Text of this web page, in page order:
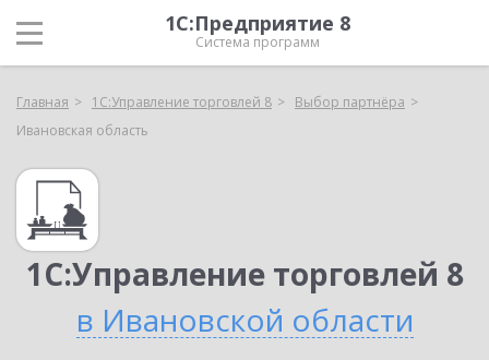
1С:Предприятие 8
Система программ
Главная 1С:Управление торговлей 8
Выбор партнёра
Ивановская область
1С:Управление торговлей 8
в Ивановской области